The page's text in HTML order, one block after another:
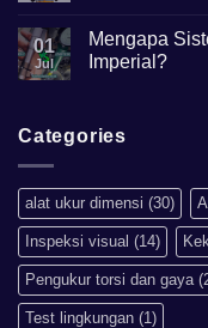
on
Hardness
scale
01
Jul
Mengapa
Imperial?
Mengapa
Sistem
Baik
Daripada
Imperial?
Categories
alat ukur dimensi (30)
Inspeksi visual (14)
Pengukur torsi dan gaya
Test lingkungan (1)